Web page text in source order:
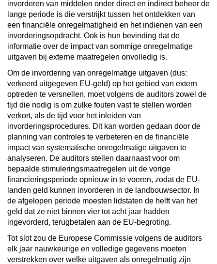
invorderen van middelen onder direct en indirect beheer de
lange periode is die verstrijkt tussen het ontdekken van
een financiële onregelmatigheid en het indienen van een
invorderingsopdracht. Ook is hun bevinding dat de
informatie over de impact van sommige onregelmatige
uitgaven bij externe maatregelen onvolledig is.
Om de invordering van onregelmatige uitgaven (dus:
verkeerd uitgegeven EU-geld) op het gebied van extern
optreden te versnellen, moet volgens de auditors zowel de
tijd die nodig is om zulke fouten vast te stellen worden
verkort, als de tijd voor het inleiden van
invorderingsprocedures. Dit kan worden gedaan door de
planning van controles te verbeteren en de financiële
impact van systematische onregelmatige uitgaven te
analyseren. De auditors stellen daarnaast voor om
bepaalde stimuleringsmaatregelen uit de vorige
financieringsperiode opnieuw in te voeren, zodat de EU-
landen geld kunnen invorderen in de landbouwsector. In
de afgelopen periode moesten lidstaten de helft van het
geld dat ze niet binnen vier tot acht jaar hadden
ingevorderd, terugbetalen aan de EU-begroting.
Tot slot zou de Europese Commissie volgens de auditors
elk jaar nauwkeurige en volledige gegevens moeten
verstrekken over welke uitgaven als onregelmatig zijn